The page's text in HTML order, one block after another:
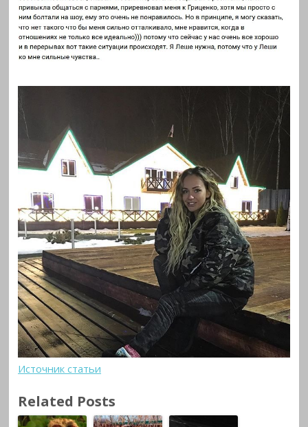
Источник статьи
Related Posts